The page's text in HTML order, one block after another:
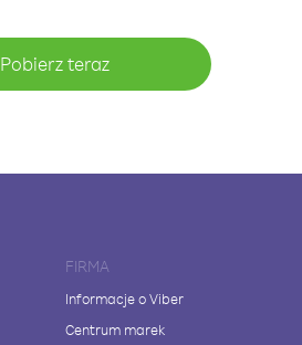
Pobierz teraz
FIRMA
Informacje o Viber
Centrum marek